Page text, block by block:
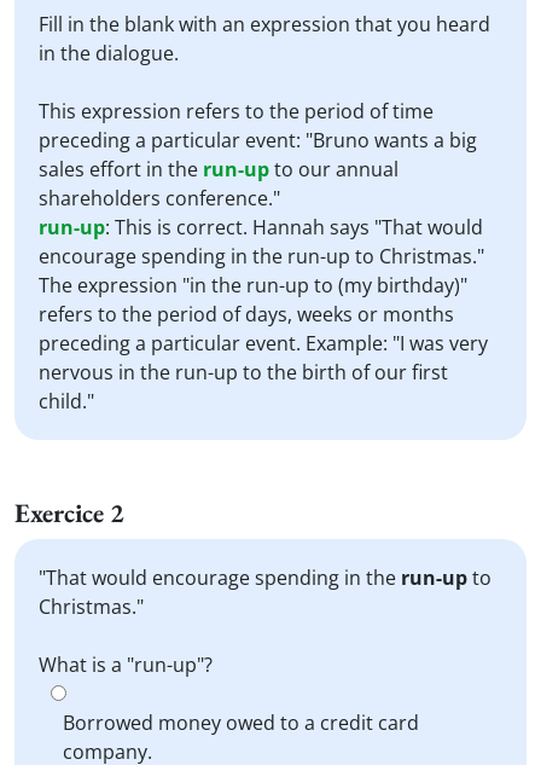
Fill in the blank with an expression that you heard
in the dialogue.
This expression refers to the period of time
preceding a particular event: "Bruno wants a big
sales effort in the run-upto our annual
shareholders conference."
run-up: This is correct. Hannah says "That would
encourage spending in the run-up to Christmas."
The expression "in the run-up to (my birthday)"
refers to the period of days, weeks or months
preceding a particular event. Example: "I was very
nervous in the run-up to the birth of our first
child."
Exercice 2
"That would encourage spending in the run-upto
Christmas."
What is a "run-up"?
Borrowed money owed to a credit card
company.